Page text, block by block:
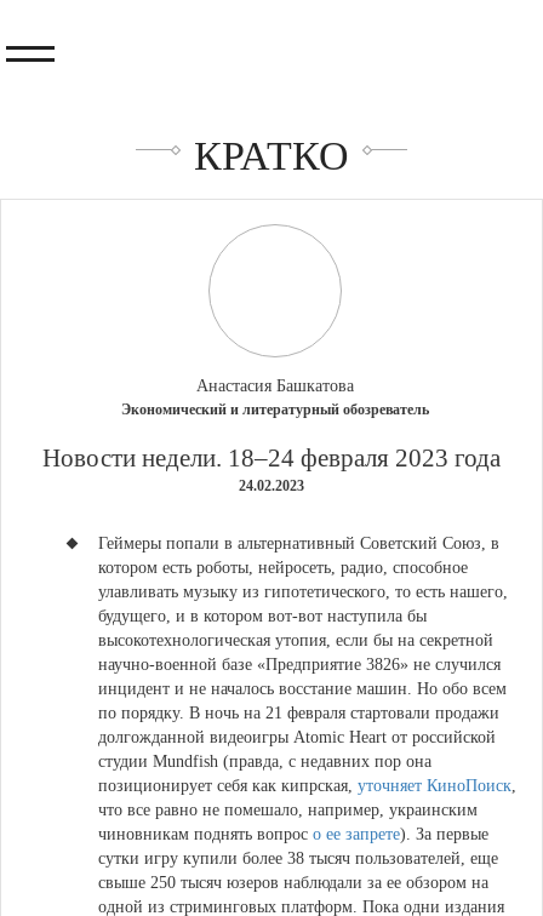
КРАТКО
Анастасия Башкатова
Экономический и литературный обозреватель
​Новости недели. 18–24 февраля 2023 года
24.02.2023
Геймеры попали в альтернативный Советский Союз, в
котором есть роботы, нейросеть, радио, способное
улавливать музыку из гипотетического, то есть нашего,
будущего, и в котором вот-вот наступила бы
высокотехнологическая утопия, если бы на секретной
научно-военной базе «Предприятие 3826» не случился
инцидент и не началось восстание машин. Но обо всем
по порядку. В ночь на 21 февраля стартовали продажи
долгожданной видеоигры Atomic Heart от российской
студии Mundfish (правда, с недавних пор она
позиционирует себя как кипрская, уточняет КиноПоиск,
что все равно не помешало, например, украинским
чиновникам поднять вопрос о ее запрете). За первые
сутки игру купили более 38 тысяч пользователей, еще
свыше 250 тысяч юзеров наблюдали за ее обзором на
одной из стриминговых платформ. Пока одни издания